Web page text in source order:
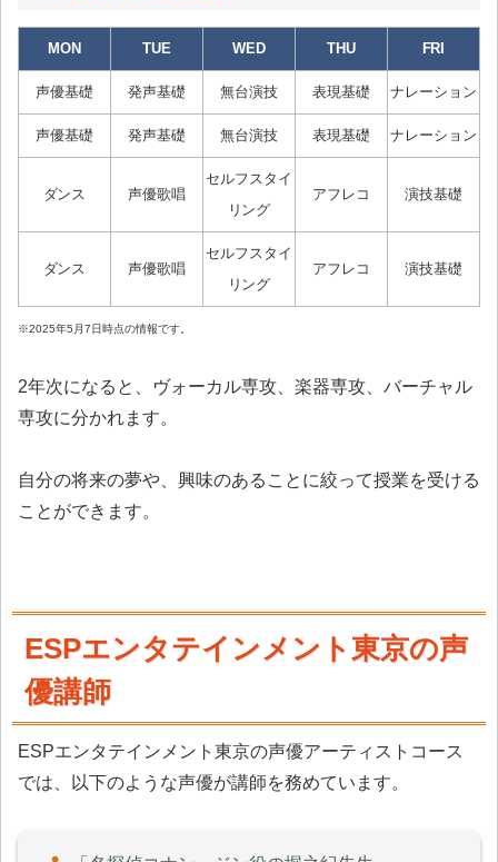
MON TUE WED THU FRI
声優基礎 発声基礎 無台演技 表現基礎 ナレーション
声優基礎 発声基礎 無台演技 表現基礎 ナレーション
ダンス 声優歌唱
セルフスタイ
リング
アフレコ 演技基礎
ダンス 声優歌唱
セルフスタイ
リング
アフレコ 演技基礎
※2025年5月7日時点の情報です。
2年次になると、ヴォーカル専攻、楽器専攻、バーチャル
専攻に分かれます。
自分の将来の夢や、興味のあることに絞って授業を受ける
ことができます。
ESPエンタテインメント東京の声
優講師
ESPエンタテインメント東京の声優アーティストコース
では、以下のような声優が講師を務めています。